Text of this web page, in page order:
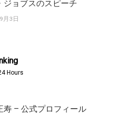
ジョブスのスピーチ
月3日
Hours
寿 – 公式プロフィール